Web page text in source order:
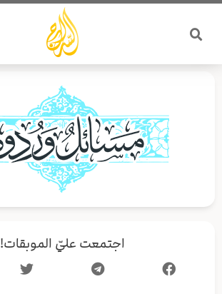
تخطي
المحتوى
اجتمعت عليّ الموبقات!